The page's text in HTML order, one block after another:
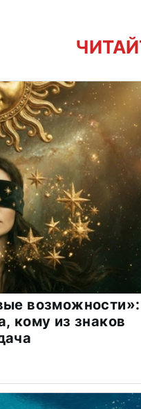
возможности»:
кому из знаков